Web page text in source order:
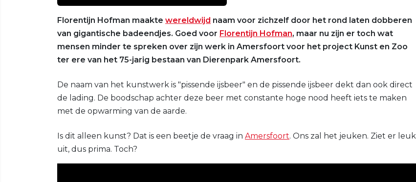
Florentijn Hofman maakte wereldwijd naam voor zichzelf door het rond laten dobberen
van gigantische badeendjes. Goed voor Florentijn Hofman, maar nu zijn er toch wat
mensen minder te spreken over zijn werk in Amersfoort voor het project Kunst en Zoo
ter ere van het 75-jarig bestaan van Dierenpark Amersfoort.
De naam van het kunstwerk is "pissende ijsbeer" en de pissende ijsbeer dekt dan ook direct
de lading. De boodschap achter deze beer met constante hoge nood heeft iets te maken
met de opwarming van de aarde.
Is dit alleen kunst? Dat is een beetje de vraag in Amersfoort. Ons zal het jeuken. Ziet er leuk
uit, dus prima. Toch?